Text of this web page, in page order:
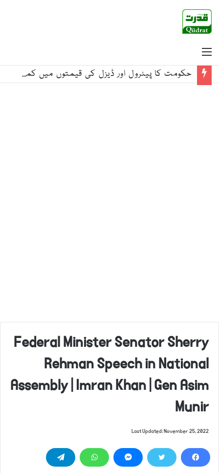
حکومت کا پیٹرول اور ڈیزل کی قیمتوں میں کمی کا اعلان
Federal Minister Senator Sherry
Rehman Speech in National
Assembly | Imran Khan | Gen Asim
Munir
Last Updated: November 25, 2022